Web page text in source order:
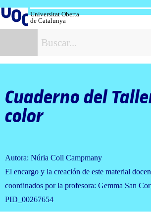
al
contenido
Universitat Oberta
de Catalunya
Cuaderno del
color
Autora: Núria Coll Campmany
El encargo y la creación de este material
coordinados por la profesora: Gemma San
PID_00267654